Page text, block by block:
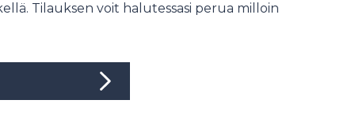
Tilauksen voit halutessasi perua milloin